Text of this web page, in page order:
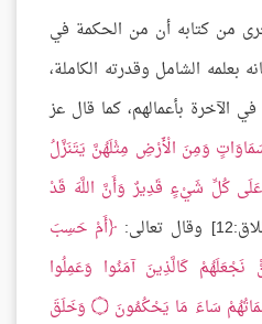
من كتابه أن من الحكمة في
الشامل وقدرته الكاملة،
الآخرة بأعمالهم، كما قال عز
وَمِنَ الْأَرْضِ مِثْلَهُنَّ يَتَنَزَّلُ
عَلَى كُلِّ شَيْءٍ قَدِيرٌ وَأَنَّ اللَّهَ قَدْ
تعالى:
أَمْ حَسِبَ
كَالَّذِينَ آمَنُوا وَعَمِلُوا
الصَّالِحَاتِ سَوَاءً مَحْيَاهُمْ وَمَمَاتُهُمْ سَاءَ مَا يَحْكُمُونَ ۝ وَخَلَقَ